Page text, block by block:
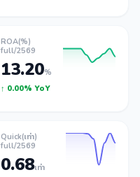
ROA(%)
full/2569
13.20%
↑ 0.00% YoY
Quick(เท่า)
full/2569
0.68เท่า